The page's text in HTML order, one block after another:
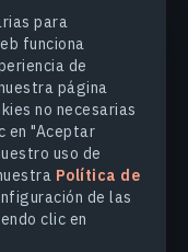
para
funciona
de
página
no necesarias
en "Aceptar
uso de
Política de
de las
clic en